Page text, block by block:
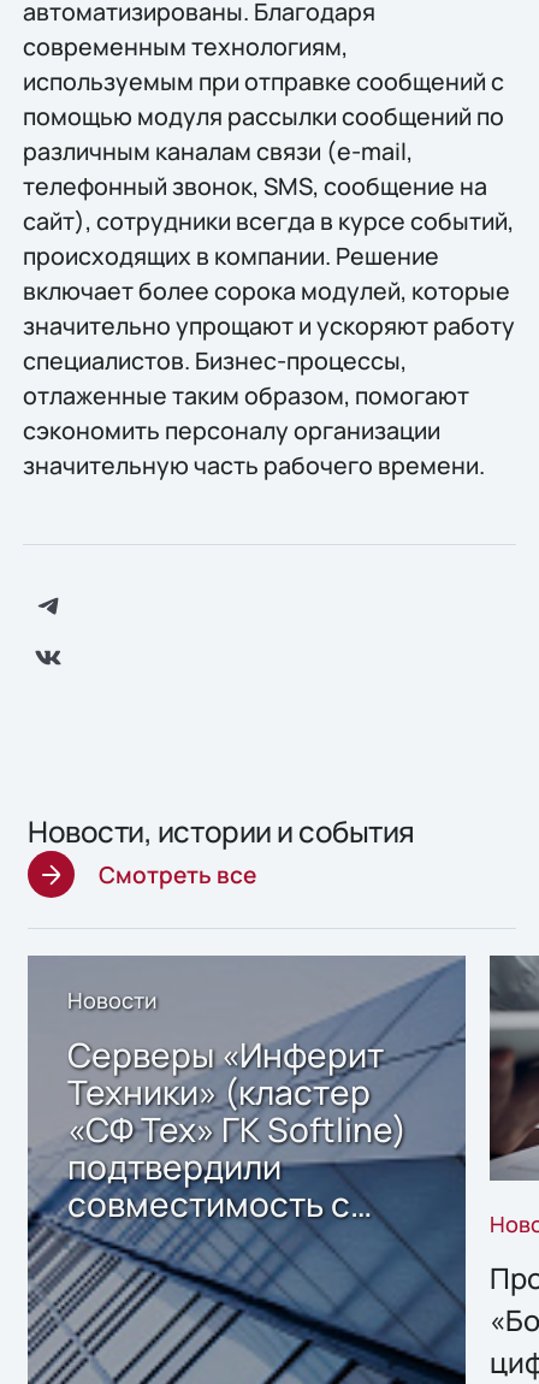
автоматизированы. Благодаря
современным технологиям,
используемым при отправке сообщений с
помощью модуля рассылки сообщений по
различным каналам связи (e-mail,
телефонный звонок, SMS, сообщение на
сайт), сотрудники всегда в курсе событий,
происходящих в компании. Решение
включает более сорока модулей, которые
значительно упрощают и ускоряют работу
специалистов. Бизнес-процессы,
отлаженные таким образом, помогают
сэкономить персоналу организации
значительную часть рабочего времени.
Новости, истории и события
Смотреть все
Новости
Серверы «Инферит
Техники» (кластер
«СФ Тех» ГК Softline)
подтвердили
совместимость с
решением Sharx
Storage 2.x для
хранения данных